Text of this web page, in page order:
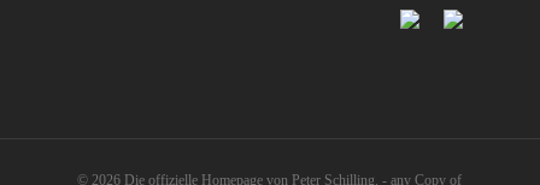
© 2026 Die offizielle Homepage von Peter Schilling. - any Copy of